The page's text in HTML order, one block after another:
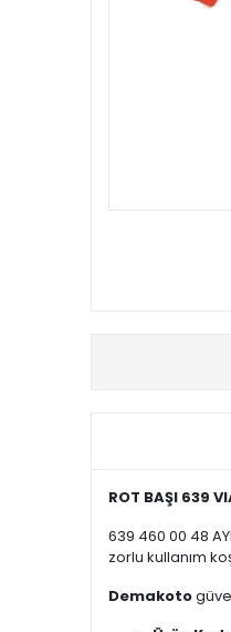
ROT BAŞI 639
639 460 00 48
zorlu kullanım
Demakoto